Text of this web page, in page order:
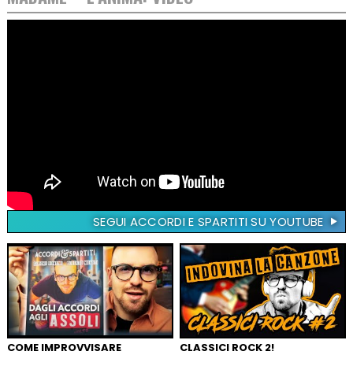
SEGUI ACCORDI E SPARTITI SU YOUTUBE
COME IMPROVVISARE CLASSICI ROCK 2!